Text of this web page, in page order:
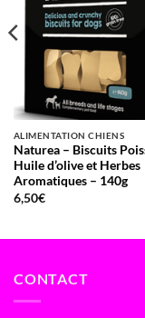
ALIMENTATION CHIENS
Naturea – Biscuits
Huile d’olive et Herbes
Aromatiques – 140g
6,50€
CONTACT